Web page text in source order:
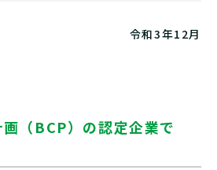
令和3年12月
（BCP）の認定企業で